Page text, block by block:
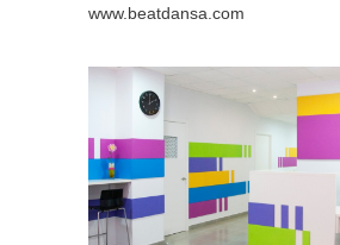
www.beatdansa.com